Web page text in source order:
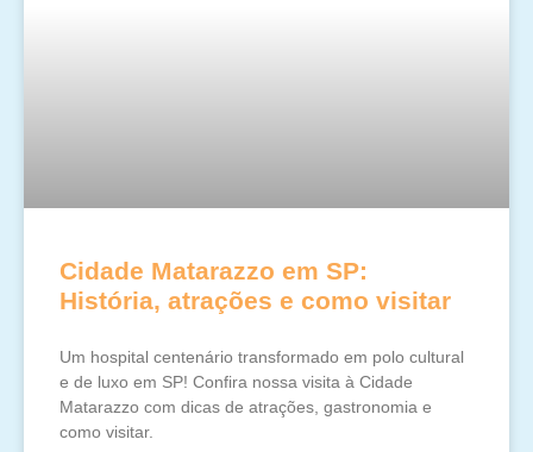
Cidade Matarazzo em SP:
História, atrações e como visitar
Um hospital centenário transformado em polo cultural
e de luxo em SP! Confira nossa visita à Cidade
Matarazzo com dicas de atrações, gastronomia e
como visitar.